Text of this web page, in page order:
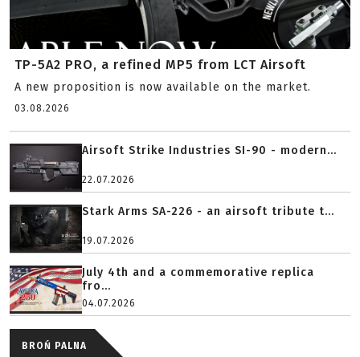
TP-5A2 PRO, a refined MP5 from LCT Airsoft
A new proposition is now available on the market.
03.08.2026
Airsoft Strike Industries SI-90 - modern...
22.07.2026
Stark Arms SA-226 - an airsoft tribute t...
19.07.2026
July 4th and a commemorative replica
fro...
04.07.2026
BROŃ PALNA